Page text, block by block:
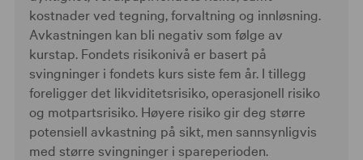
kostnader ved tegning, forvaltning og innløsning.
Avkastningen kan bli negativ som følge av
kurstap. Fondets risikonivå er basert på
svingninger i fondets kurs siste fem år. I tillegg
foreligger det likviditetsrisiko, operasjonell risiko
og motpartsrisiko. Høyere risiko gir deg større
potensiell avkastning på sikt, men sannsynligvis
med større svingninger i spareperioden.